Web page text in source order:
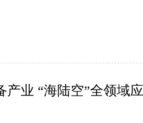
产业 “海陆空”全领域